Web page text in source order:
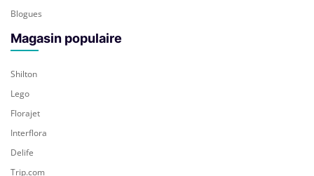
Blogues
Magasin populaire
Shilton
Lego
Florajet
Interflora
Delife
Trip.com